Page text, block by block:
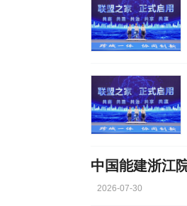
中国能建浙江
2026-07-30